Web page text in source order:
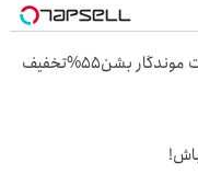
بشن55%تخفیف